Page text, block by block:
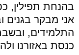
בהנחת תפילין,
אני מבקר
התלמידים,
כנסת באזורנו